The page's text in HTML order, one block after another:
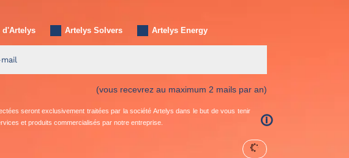
d'Artelys Artelys Solvers Artelys Energy
(vous recevrez au maximum 2 mails par an)
seront exclusivement traitées par la société Artelys dans le but de vous tenir
et produits commercialisés par notre entreprise.
🛈